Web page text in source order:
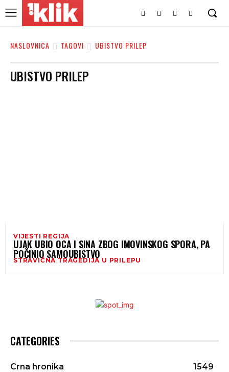
NASLOVNICA TAGOVI UBISTVO PRILEP
UBISTVO PRILEP
VIJESTI REGIJA
UJAK UBIO OCA I SINA ZBOG IMOVINSKOG SPORA, PA
POČINIO SAMOUBISTVO
STRAVIČNA TRAGEDIJA U PRILEPU
CATEGORIES
Crna hronika
1549